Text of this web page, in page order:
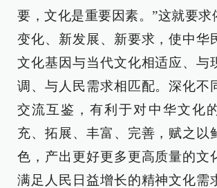
要，文化是重要因素。”这就要求
变化、新发展、新要求，使中华
文化基因与当代文化相适应、与
调、与人民需求相匹配。深化不
交流互鉴，有利于对中华文化
充、拓展、丰富、完善，赋之以
色，产出更好更多更高质量的文
满足人民日益增长的精神文化需